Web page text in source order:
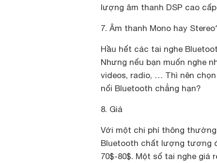
lượng âm thanh DSP cao
7. Âm thanh Mono hay
Hầu hết các tai nghe
Nhưng nếu bạn muốn nghe
videos, radio, … Thì nên
nối Bluetooth chẳng hạn?
8. Giá
Với một chi phí thông
Bluetooth chất lượng tương
70$-80$. Một số tai nghe